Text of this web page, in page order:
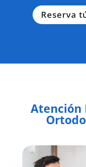
Reserva
Atención